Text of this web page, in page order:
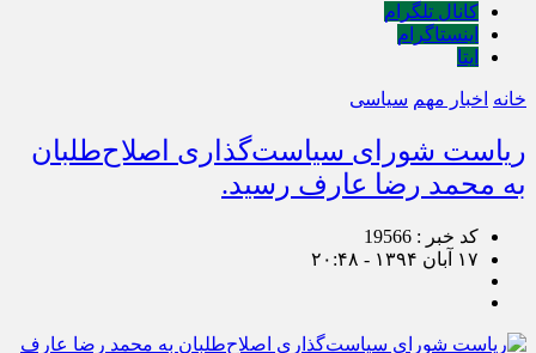
کانال تلگرام
اینستاگرام
ایتا
خانه اخبار مهم سیاسی
ریاست شورای سیاست‌گذاری اصلاح‌طلبان
به محمد رضا عارف رسید.
کد خبر : 19566
۱۷ آبان ۱۳۹۴ - ۲۰:۴۸